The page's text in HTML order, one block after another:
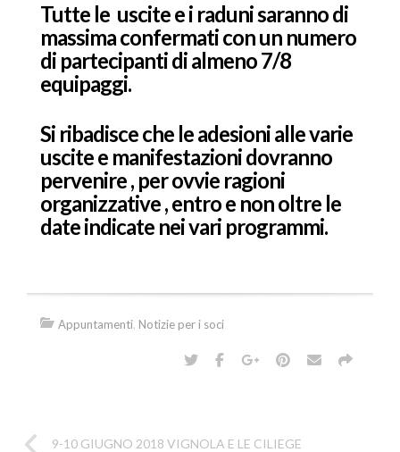
Tutte le uscite e i raduni saranno di
massima confermati con un numero
di partecipanti di almeno 7/8
equipaggi.
Si ribadisce che le adesioni alle varie
uscite e manifestazioni dovranno
pervenire , per ovvie ragioni
organizzative , entro e non oltre le
date indicate nei vari programmi.
Appuntamenti, Notizie per i soci
9-10 GIUGNO 2018 VIGNOLA E LE CILIEGE